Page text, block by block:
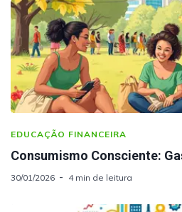
EDUCAÇÃO FINANCEIRA
Consumismo Consciente:
30/01/2026 4 min de leitura